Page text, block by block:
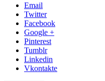
Email
Twitter
Facebook
Google +
Pinterest
Tumblr
Linkedin
Vkontakte